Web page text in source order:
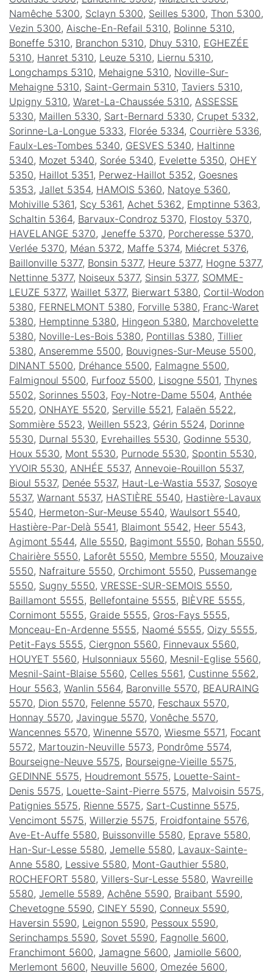
Namêche 5300, Sclayn 5300, Seilles 5300, Thon 5300,
Vezin 5300, Aische-En-Refail 5310, Bolinne 5310,
Boneffe 5310, Branchon 5310, Dhuy 5310, EGHEZÉE
5310, Hanret 5310, Leuze 5310, Liernu 5310,
Longchamps 5310, Mehaigne 5310, Noville-Sur-
Mehaigne 5310, Saint-Germain 5310, Taviers 5310,
Upigny 5310, Waret-La-Chaussée 5310, ASSESSE
5330, Maillen 5330, Sart-Bernard 5330, Crupet 5332 ,
Sorinne-La-Longue 5333, Florée 5334, Courrière 5336,
Faulx-Les-Tombes 5340, GESVES 5340, Haltinne
5340, Mozet 5340, Sorée 5340, Evelette 5350, OHEY
5350, Haillot 5351, Perwez-Haillot 5352 , Goesnes
5353, Jallet 5354, HAMOIS 5360, Natoye 5360,
Mohiville 5361, Scy 5361, Achet 5362 , Emptinne 5363,
Schaltin 5364, Barvaux-Condroz 5370, Flostoy 5370,
HAVELANGE 5370, Jeneffe 5370, Porcheresse 5370,
Verlée 5370, Méan 5372 , Maffe 5374, Miécret 5376,
Baillonville 5377, Bonsin 5377, Heure 5377, Hogne 5377,
Nettinne 5377, Noiseux 5377, Sinsin 5377, SOMME-
LEUZE 5377, Waillet 5377, Bierwart 5380, Cortil-Wodon
5380, FERNELMONT 5380, Forville 5380, Franc-Waret
5380, Hemptinne 5380, Hingeon 5380, Marchovelette
5380, Noville-Les-Bois 5380, Pontillas 5380, Tillier
5380, Anseremme 5500, Bouvignes-Sur-Meuse 5500,
DINANT 5500, Dréhance 5500, Falmagne 5500,
Falmignoul 5500, Furfooz 5500, Lisogne 5501, Thynes
5502 , Sorinnes 5503, Foy-Notre-Dame 5504, Anthée
5520, ONHAYE 5520, Serville 5521, Falaën 5522 ,
Sommière 5523, Weillen 5523, Gérin 5524, Dorinne
5530, Durnal 5530, Evrehailles 5530, Godinne 5530,
Houx 5530, Mont 5530, Purnode 5530, Spontin 5530,
YVOIR 5530, ANHÉE 5537, Annevoie-Rouillon 5537,
Bioul 5537, Denée 5537, Haut-Le-Wastia 5537, Sosoye
5537, Warnant 5537, HASTIÈRE 5540, Hastière-Lavaux
5540, Hermeton-Sur-Meuse 5540, Waulsort 5540,
Hastière-Par-Delà 5541, Blaimont 5542 , Heer 5543,
Agimont 5544, Alle 5550, Bagimont 5550, Bohan 5550,
Chairière 5550, Laforêt 5550, Membre 5550, Mouzaive
5550, Nafraiture 5550, Orchimont 5550, Pussemange
5550, Sugny 5550, VRESSE-SUR-SEMOIS 5550,
Baillamont 5555, Bellefontaine 5555, BIÈVRE 5555,
Cornimont 5555, Graide 5555, Gros-Fays 5555,
Monceau-En-Ardenne 5555, Naomé 5555, Oizy 5555,
Petit-Fays 5555, Ciergnon 5560, Finnevaux 5560,
HOUYET 5560, Hulsonniaux 5560, Mesnil-Eglise 5560,
Mesnil-Saint-Blaise 5560, Celles 5561, Custinne 5562 ,
Hour 5563, Wanlin 5564, Baronville 5570, BEAURAING
5570, Dion 5570, Felenne 5570, Feschaux 5570,
Honnay 5570, Javingue 5570, Vonêche 5570,
Wancennes 5570, Winenne 5570, Wiesme 5571, Focant
5572 , Martouzin-Neuville 5573, Pondrôme 5574,
Bourseigne-Neuve 5575, Bourseigne-Vieille 5575,
GEDINNE 5575, Houdremont 5575, Louette-Saint-
Denis 5575, Louette-Saint-Pierre 5575, Malvoisin 5575,
Patignies 5575, Rienne 5575, Sart-Custinne 5575,
Vencimont 5575, Willerzie 5575, Froidfontaine 5576,
Ave-Et-Auffe 5580, Buissonville 5580, Eprave 5580,
Han-Sur-Lesse 5580, Jemelle 5580, Lavaux-Sainte-
Anne 5580, Lessive 5580, Mont-Gauthier 5580,
ROCHEFORT 5580, Villers-Sur-Lesse 5580, Wavreille
5580, Jemelle 5589, Achêne 5590, Braibant 5590,
Chevetogne 5590, CINEY 5590, Conneux 5590,
Haversin 5590, Leignon 5590, Pessoux 5590,
Serinchamps 5590, Sovet 5590, Fagnolle 5600,
Franchimont 5600, Jamagne 5600, Jamiolle 5600,
Merlemont 5600, Neuville 5600, Omezée 5600,